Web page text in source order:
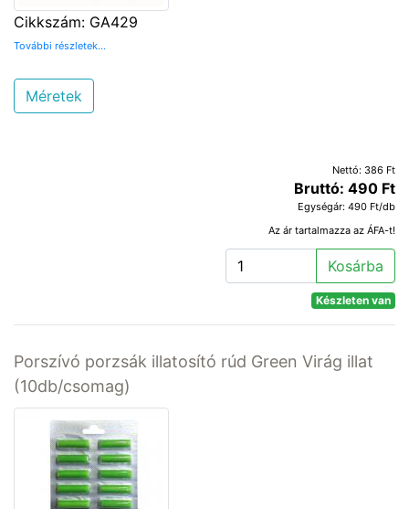
Cikkszám: GA429
További részletek...
Méretek
Nettó: 386 Ft
Bruttó: 490 Ft
Egységár: 490 Ft/db
Az ár tartalmazza az ÁFA-t!
Kosárba
Készleten van
Porszívó porzsák illatosító rúd Green Virág illat
(10db/csomag)